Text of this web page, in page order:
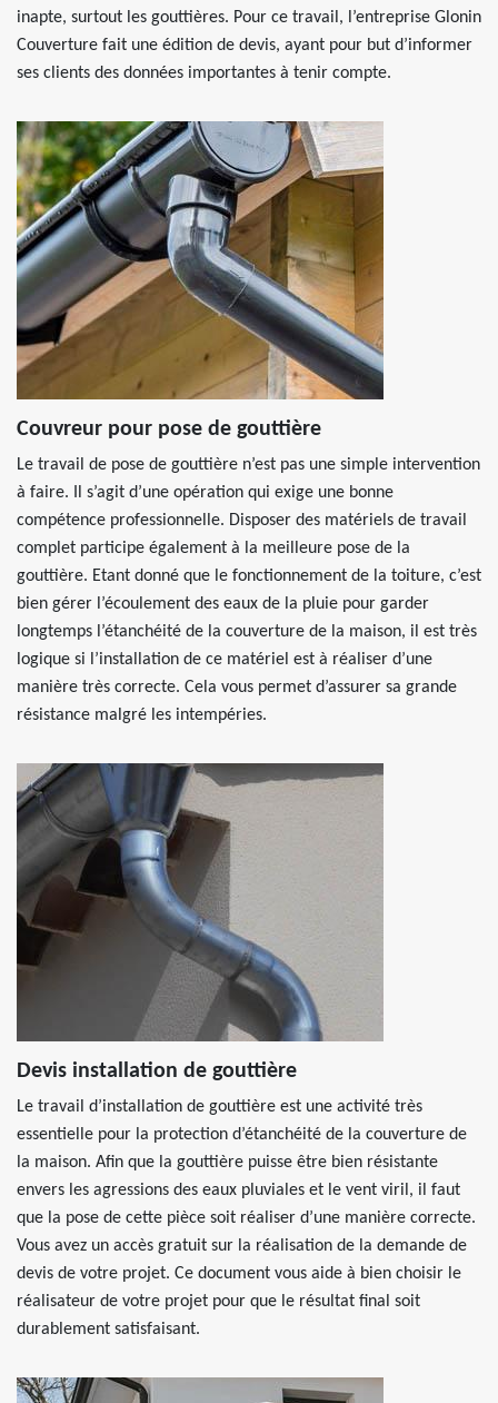
inapte, surtout les gouttières. Pour ce travail, l’entreprise Glonin
Couverture fait une édition de devis, ayant pour but d’informer
ses clients des données importantes à tenir compte.
Couvreur pour pose de gouttière
Le travail de pose de gouttière n’est pas une simple intervention
à faire. Il s’agit d’une opération qui exige une bonne
compétence professionnelle. Disposer des matériels de travail
complet participe également à la meilleure pose de la
gouttière. Etant donné que le fonctionnement de la toiture, c’est
bien gérer l’écoulement des eaux de la pluie pour garder
longtemps l’étanchéité de la couverture de la maison, il est très
logique si l’installation de ce matériel est à réaliser d’une
manière très correcte. Cela vous permet d’assurer sa grande
résistance malgré les intempéries.
Devis installation de gouttière
Le travail d’installation de gouttière est une activité très
essentielle pour la protection d’étanchéité de la couverture de
la maison. Afin que la gouttière puisse être bien résistante
envers les agressions des eaux pluviales et le vent viril, il faut
que la pose de cette pièce soit réaliser d’une manière correcte.
Vous avez un accès gratuit sur la réalisation de la demande de
devis de votre projet. Ce document vous aide à bien choisir le
réalisateur de votre projet pour que le résultat final soit
durablement satisfaisant.